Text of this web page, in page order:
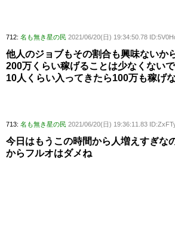
712: 名も無き星の民 2021/06/20(日) 19:34:50.78
他人のジョブもその割合も興味ないか
200万くらい稼げることは少なくない
10人くらい入ってきたら100万も稼げ
713: 名も無き星の民 2021/06/20(日) 19:36:11.83
今日はもうこの時間から人増えすぎな
からフルオはダメね